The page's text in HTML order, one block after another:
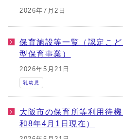
2026年7月2日
保育施設等一覧（認定こ
型保育事業）
2026年5月21日
乳幼児
大阪市の保育所等利用待
和8年4月1日現在）